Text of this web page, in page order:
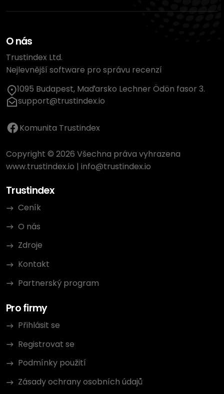
O nás
Trustindex Ltd.
Nejlevnější software pro správu recenzí
1095 Budapest, Maďarsko Lechner Ödön fasor 3.
support@trustindex.io
Komunita Trustindex
Copyright © 2026 Všechna práva vyhrazena
www.trustindex.io | info@trustindex.io
Trustindex
Ceník
O nás
Zdroje
Kontakt
Partnerský program
Pro firmy
Přihlásit se
Registrovat se
Podmínky použití
Zásady ochrany osobních údajů